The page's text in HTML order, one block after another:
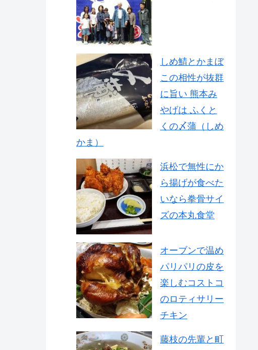
しめ鯖とかまぼ
この相性が抜群
に旨い 熊本み
やげは ふくと
くの〆蒲（しめ
かま）
浜松で無性にか
ら揚げが食べた
いなら拳骨サイ
ズの本丸食堂
オーブンで温め
パリパリの皮を
楽しむコストコ
のロティサリー
チキン
藤枝の先輩と町